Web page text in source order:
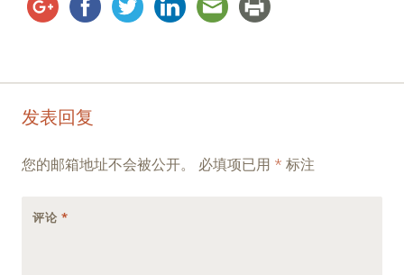
Post
navigation
发表回复
您的邮箱地址不会被公开。 必填项已用 * 标注
评论 *